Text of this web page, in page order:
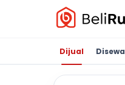
Dijual Disewa